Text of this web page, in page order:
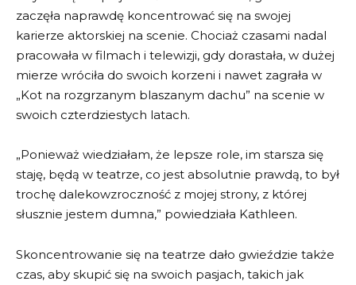
zaczęła naprawdę koncentrować się na swojej
karierze aktorskiej na scenie. Chociaż czasami nadal
pracowała w filmach i telewizji, gdy dorastała, w dużej
mierze wróciła do swoich korzeni i nawet zagrała w
„Kot na rozgrzanym blaszanym dachu” na scenie w
swoich czterdziestych latach.
„Ponieważ wiedziałam, że lepsze role, im starsza się
staję, będą w teatrze, co jest absolutnie prawdą, to był
trochę dalekowzroczność z mojej strony, z której
słusznie jestem dumna,” powiedziała Kathleen.
Skoncentrowanie się na teatrze dało gwieździe także
czas, aby skupić się na swoich pasjach, takich jak